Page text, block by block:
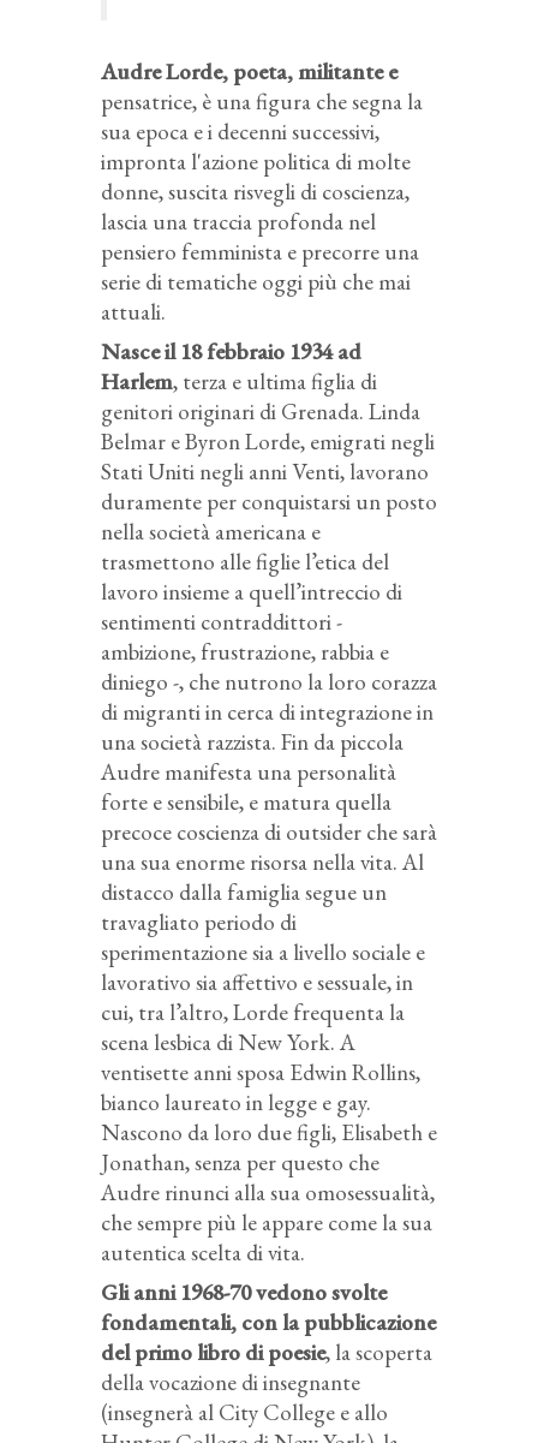
Audre Lorde, poeta, militante e
pensatrice, è una figura che segna la
sua epoca e i decenni successivi,
impronta l'azione politica di molte
donne, suscita risvegli di coscienza,
lascia una traccia profonda nel
pensiero femminista e precorre una
serie di tematiche oggi più che mai
attuali.
Nasce il 18 febbraio 1934 ad
Harlem, terza e ultima figlia di
genitori originari di Grenada. Linda
Belmar e Byron Lorde, emigrati negli
Stati Uniti negli anni Venti, lavorano
duramente per conquistarsi un posto
nella società americana e
trasmettono alle figlie l’etica del
lavoro insieme a quell’intreccio di
sentimenti contraddittori -
ambizione, frustrazione, rabbia e
diniego -, che nutrono la loro corazza
di migranti in cerca di integrazione in
una società razzista. Fin da piccola
Audre manifesta una personalità
forte e sensibile, e matura quella
precoce coscienza di outsider che sarà
una sua enorme risorsa nella vita. Al
distacco dalla famiglia segue un
travagliato periodo di
sperimentazione sia a livello sociale e
lavorativo sia affettivo e sessuale, in
cui, tra l’altro, Lorde frequenta la
scena lesbica di New York. A
ventisette anni sposa Edwin Rollins,
bianco laureato in legge e gay.
Nascono da loro due figli, Elisabeth e
Jonathan, senza per questo che
Audre rinunci alla sua omosessualità,
che sempre più le appare come la sua
autentica scelta di vita.
Gli anni 1968-70 vedono svolte
fondamentali, con la pubblicazione
del primo libro di poesie, la scoperta
della vocazione di insegnante
(insegnerà al City College e allo